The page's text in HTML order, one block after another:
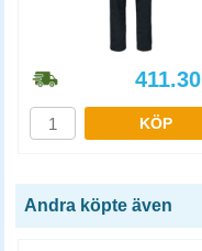
411.30
KÖP
Andra köpte även